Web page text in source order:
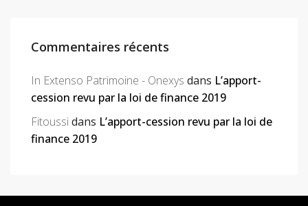
Commentaires récents
In Extenso Patrimoine - Onexys dans L’apport-
cession revu par la loi de finance 2019
Fitoussidans L’apport-cession revu par la loi de
finance 2019